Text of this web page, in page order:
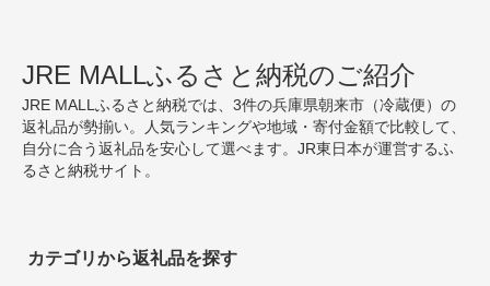
JRE MALLふるさと納税のご紹介
JRE MALLふるさと納税では、3件の兵庫県朝来市（冷蔵便）の
返礼品が勢揃い。人気ランキングや地域・寄付金額で比較して、
自分に合う返礼品を安心して選べます。JR東日本が運営するふ
るさと納税サイト。
カテゴリから返礼品を探す